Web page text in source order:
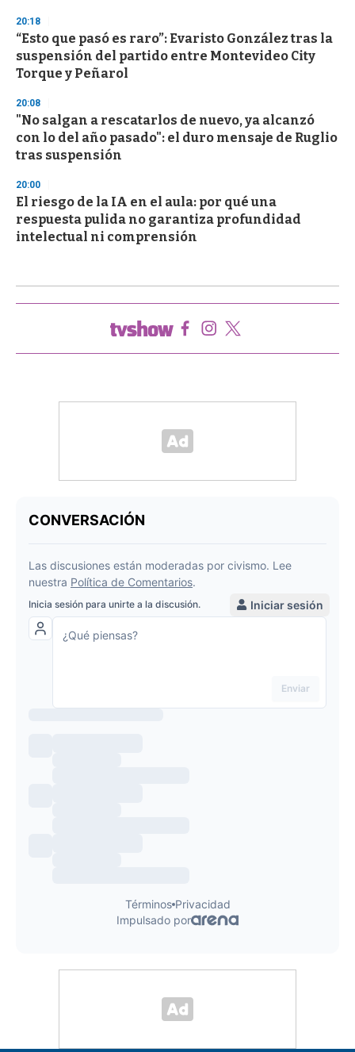
20:18
“Esto que pasó es raro”: Evaristo González tras la
suspensión del partido entre Montevideo City
Torque y Peñarol
20:08
"No salgan a rescatarlos de nuevo, ya alcanzó
con lo del año pasado": el duro mensaje de Ruglio
tras suspensión
20:00
El riesgo de la IA en el aula: por qué una
respuesta pulida no garantiza profundidad
intelectual ni comprensión